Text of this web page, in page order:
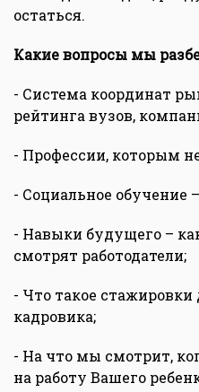
остаться.
Какие вопросы мы
- Система координат
рейтинга вузов,
- Профессии, которым
- Социальное обучение
- Навыки будущего –
смотрят работодатели;
- Что такое
кадровика;
- На что мы смотрит,
на работу Вашего